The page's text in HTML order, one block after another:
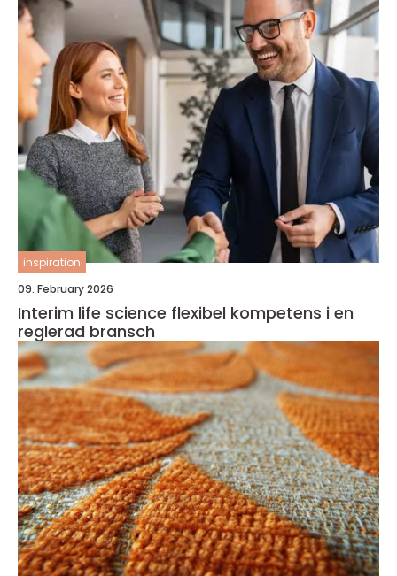
inspiration
09. February 2026
Interim life science flexibel kompetens i en
reglerad bransch